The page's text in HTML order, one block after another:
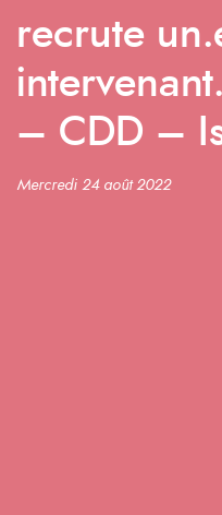
recrute
– CDD –
Mercredi 24 août 2022